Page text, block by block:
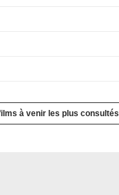
à venir les plus consultés